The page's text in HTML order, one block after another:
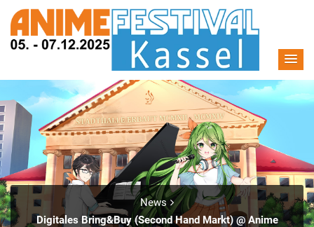
News
Digitales Bring&Buy (Second Hand Markt) @ Anime